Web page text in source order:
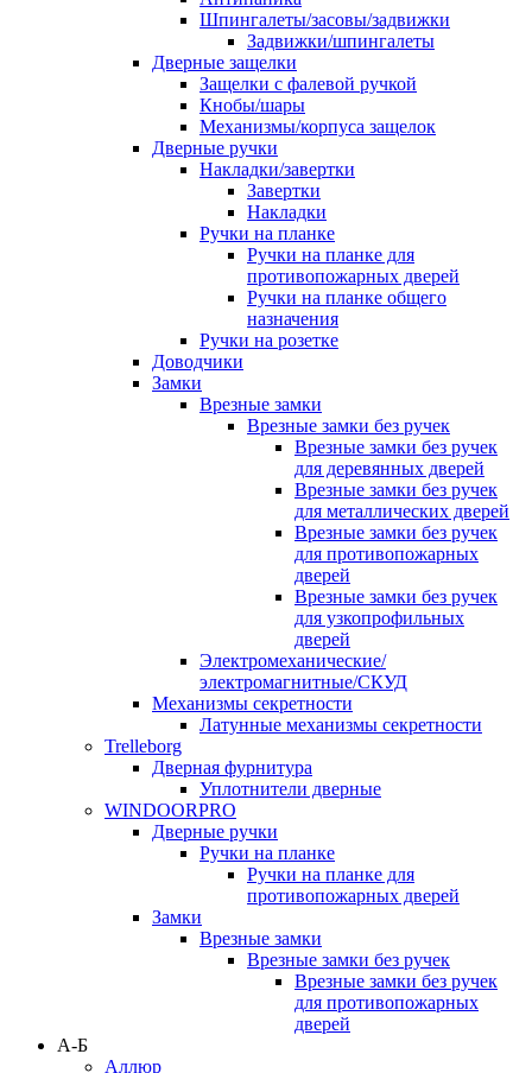
Шпингалеты/засовы/задвижки
Задвижки/шпингалеты
Дверные защелки
Защелки с фалевой ручкой
Кнобы/шары
Механизмы/корпуса защелок
Дверные ручки
Накладки/завертки
Завертки
Накладки
Ручки на планке
Ручки на планке для
противопожарных дверей
Ручки на планке общего
назначения
Ручки на розетке
Доводчики
Замки
Врезные замки
Врезные замки без ручек
Врезные замки без ручек
для деревянных дверей
Врезные замки без ручек
для металлических дверей
Врезные замки без ручек
для противопожарных
дверей
Врезные замки без ручек
для узкопрофильных
дверей
Электромеханические/
электромагнитные/СКУД
Механизмы секретности
Латунные механизмы секретности
Trelleborg
Дверная фурнитура
Уплотнители дверные
WINDOORPRO
Дверные ручки
Ручки на планке
Ручки на планке для
противопожарных дверей
Замки
Врезные замки
Врезные замки без ручек
Врезные замки без ручек
для противопожарных
дверей
А-Б
Аллюр